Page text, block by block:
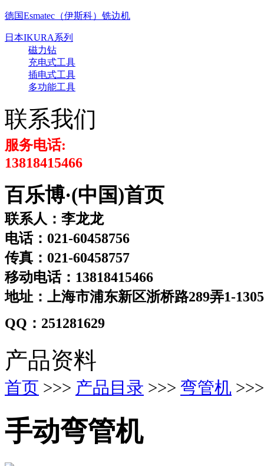
德国Esmatec（伊斯科）铣边机
日本IKURA系列
磁力钻
充电式工具
插电式工具
多功能工具
联系我们
服务电话:
13818415466
百乐博·(中国)首页
联系人：李龙龙
电话：021-60458756
传真：021-60458757
移动电话：13818415466
地址：上海市浦东新区浙桥路289弄1-
QQ：251281629
产品资料
首页 >>> 产品目录 >>> 弯管机
手动弯管机